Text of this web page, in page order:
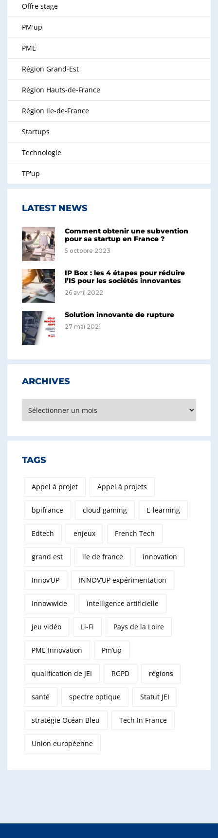
Offre stage
PM'up
PME
Région Grand-Est
Région Hauts-de-France
Région Ile-de-France
Startups
Technologie
TP'up
LATEST NEWS
Comment obtenir une subvention
pour sa startup en France ?
5 octobre 2023
IP Box : les 4 étapes pour réduire
l’IS pour les sociétés innovantes
26 avril 2022
Solution innovante de rupture
27 mai 2021
ARCHIVES
TAGS
Appel à projet Appel à projets
bpifrance cloud gaming E-learning
Edtech enjeux French Tech
grand est ile de france innovation
Innov’UP INNOV’UP expérimentation
Innowwide intelligence artificielle
jeu vidéo Li-Fi Pays de la Loire
PME Innovation Pm’up
qualification de JEI RGPD régions
santé spectre optique Statut JEI
stratégie Océan Bleu Tech In France
Union européenne